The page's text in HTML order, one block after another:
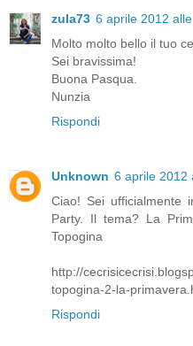
zula73 6 aprile 2012
Molto molto bello il tuo
Sei bravissima!
Buona Pasqua.
Nunzia
Rispondi
Unknown 6 aprile 2012
Ciao! Sei ufficialmente
Party. Il tema? La
Topogina
http://
topogina-2-la-
Rispondi